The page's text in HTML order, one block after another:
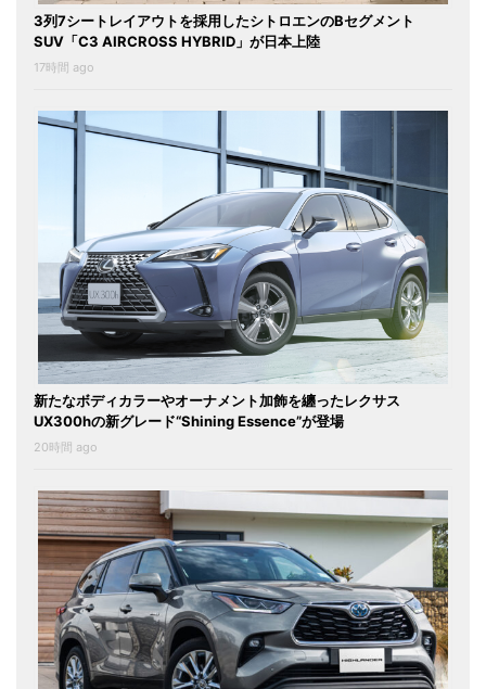
3列7シートレイアウトを採用したシトロエンのBセグメント
SUV「C3 AIRCROSS HYBRID」が日本上陸
17時間 ago
新たなボディカラーやオーナメント加飾を纏ったレクサス
UX300hの新グレード“Shining Essence”が登場
20時間 ago